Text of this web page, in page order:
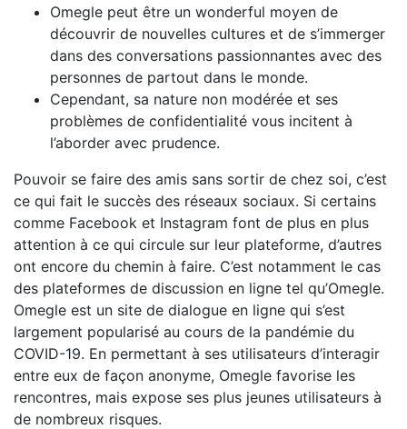
Omegle peut être un wonderful moyen de
découvrir de nouvelles cultures et de s’immerger
dans des conversations passionnantes avec des
personnes de partout dans le monde.
Cependant, sa nature non modérée et ses
problèmes de confidentialité vous incitent à
l’aborder avec prudence.
Pouvoir se faire des amis sans sortir de chez soi, c’est
ce qui fait le succès des réseaux sociaux. Si certains
comme Facebook et Instagram font de plus en plus
attention à ce qui circule sur leur plateforme, d’autres
ont encore du chemin à faire. C’est notamment le cas
des plateformes de discussion en ligne tel qu’Omegle.
Omegle est un site de dialogue en ligne qui s’est
largement popularisé au cours de la pandémie du
COVID-19. En permettant à ses utilisateurs d’interagir
entre eux de façon anonyme, Omegle favorise les
rencontres, mais expose ses plus jeunes utilisateurs à
de nombreux risques.